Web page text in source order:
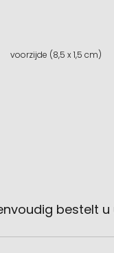
voorzijde (8,5 x 1,5 cm)
bestelt